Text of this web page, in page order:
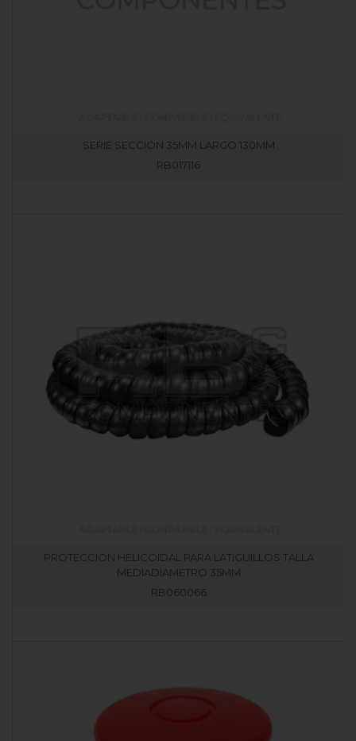
SERIE SECCIÓN 35MM LARGO 130MM
RB017116
PROTECCION HELICOIDAL PARA LATIGUILLOS TALLA
MEDIADIAMETRO 35MM
RB060066